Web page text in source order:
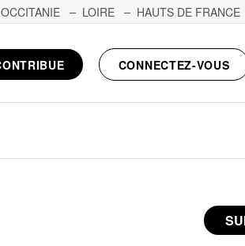
OCCITANIE LOIRE HAUTS DE FRANCE
CONNECTEZ-VOUS